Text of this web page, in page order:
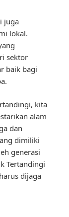
juga
lokal.
sektor
baik bagi
kita
alam
dan
dimiliki
generasi
Tertandingi
dijaga